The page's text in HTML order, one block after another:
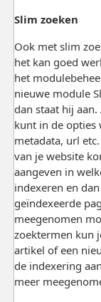
Slim zoeken
Ook met slim
het kan goed
het
nieuwe module
dan staat hij
kunt in de opties
metadata, url
van je website
aangeven in
indexeren en
geïndexeerde
meegenomen
zoektermen kun
artikel of een
de indexering
meer